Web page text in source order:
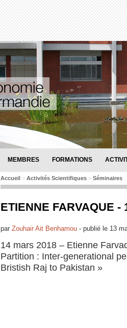
MEMBRES FORMATIONS
Accueil > Activités Scientifiques > Séminaires
ETIENNE FARVAQUE -
par Zouhair Ait Benhamou - publié le 13
14 mars 2018 – Etienne
Partition : Inter-generational
Bristish Raj to Pakistan »